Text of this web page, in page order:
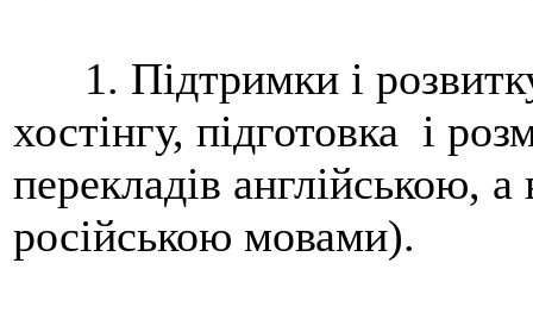
1. Підтримки і
хостінгу, підготовка і
перекладів англійською,
російською мовами).